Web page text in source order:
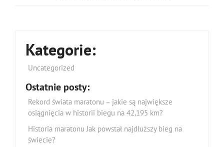
Kategorie:
Uncategorized
Ostatnie posty:
Rekord świata maratonu – jakie są największe
osiągnięcia w historii biegu na 42,195 km?
Historia maratonu Jak powstał najdłuższy bieg na
świecie?